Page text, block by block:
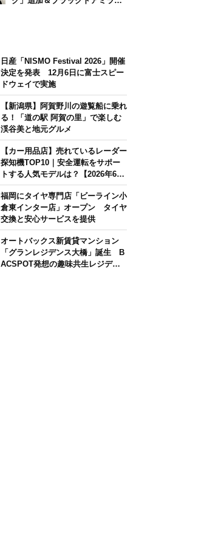
日産「NISMO Festival 2026」開催
決定を発表 12月6日に富士スピー
ドウェイで実施
【新潟県】阿賀野川の遊覧船に乗れ
る！「道の駅 阿賀の里」で楽しむ
渓谷美と地元グルメ
【カー用品店】売れているレーダー
探知機TOP10｜安全運転をサポー
トする人気モデルは？【2026年6月
版】
福岡にタイヤ専門店「ビーライン小
倉東インター店」オープン タイヤ
交換と安心サービスを提供
オートバックス新賃貸マンション
「グランレジデンス大橋」誕生 B
ACSPOT発想の趣味共生レジデン